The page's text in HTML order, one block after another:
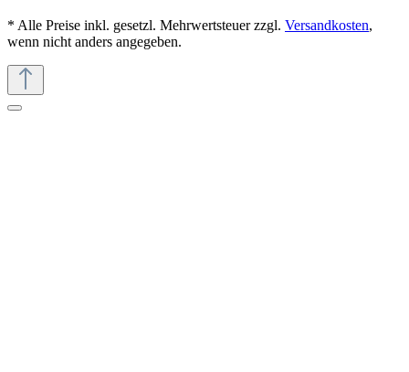
* Alle Preise inkl. gesetzl. Mehrwertsteuer zzgl. Versandkosten,
wenn nicht anders angegeben.